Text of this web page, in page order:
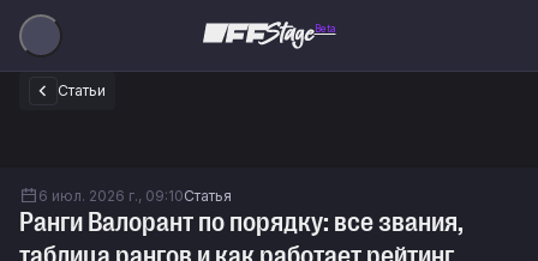
Beta
Статьи
6 июл. 2026 г., 09:10Статья
Ранги Валорант по порядку: все звания,